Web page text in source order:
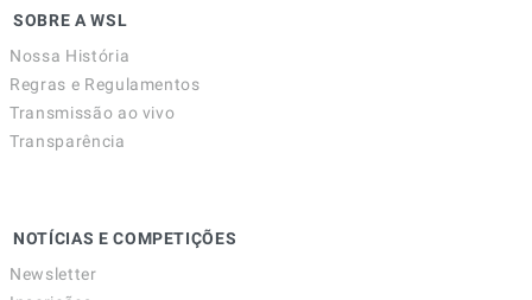
SOBRE A WSL
Nossa História
Regras e Regulamentos
Transmissão ao vivo
Transparência
NOTÍCIAS E COMPETIÇÕES
Newsletter